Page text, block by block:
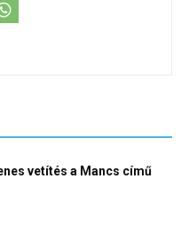
vetítés a Mancs című